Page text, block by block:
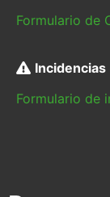
Formulario de
Incidencias
Formulario de